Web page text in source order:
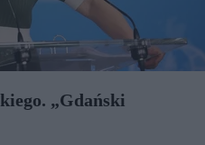
„Gdański